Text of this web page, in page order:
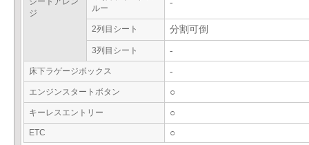
ジ
ルー
-
2列目シート 分割可倒
3列目シート -
床下ラゲージボックス -
エンジンスタートボタン ○
キーレスエントリー ○
ETC ○